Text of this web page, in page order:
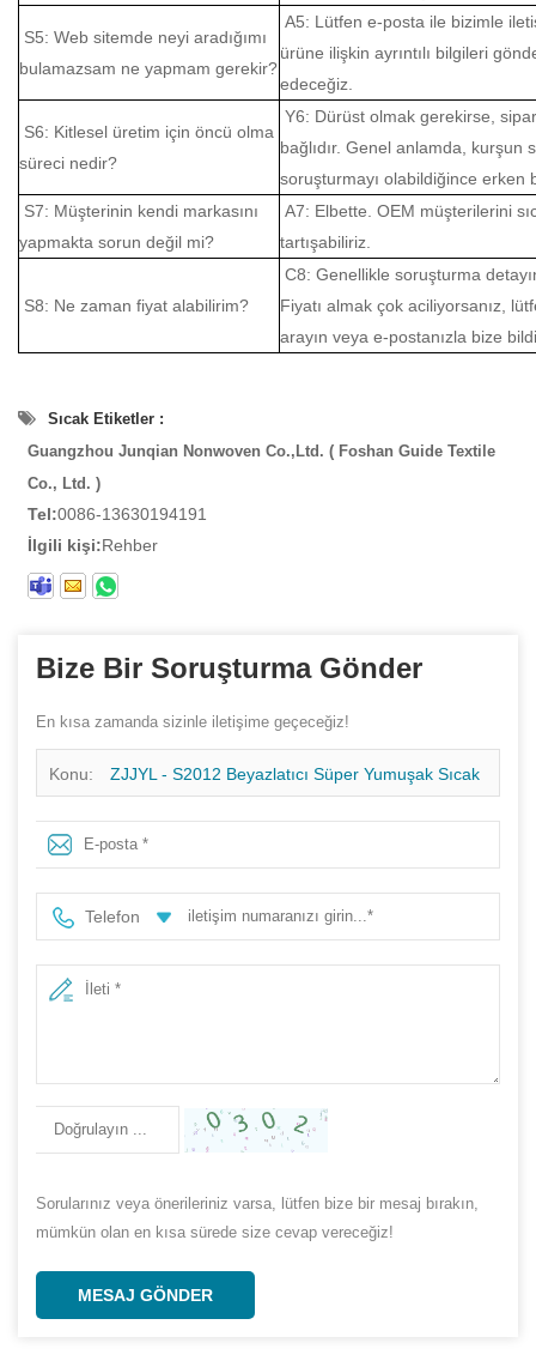
S5: Web sitemde neyi aradığımı
bulamazsam ne yapmam gerekir?
A5: Lütfen e-posta ile bizimle
ürüne ilişkin ayrıntılı bilgileri
edeceğiz.
S6: Kitlesel üretim için öncü olma
süreci nedir?
Y6: Dürüst olmak gerekirse,
bağlıdır. Genel anlamda, kurşun
soruşturmayı olabildiğince erken
S7: Müşterinin kendi markasını
yapmakta sorun değil mi?
A7: Elbette. OEM müşterilerini
tartışabiliriz.
S8: Ne zaman fiyat alabilirim?
C8: Genellikle soruşturma
Fiyatı almak çok aciliyorsanız,
arayın veya e-postanızla bize
Sıcak Etiketler :
Guangzhou Junqian Nonwoven Co.,Ltd. ( Foshan Guide Textile
Co., Ltd. )
Tel:0086-13630194191
İlgili kişi:Rehber
Bize Bir Soruşturma Gönder
En kısa zamanda sizinle iletişime geçeceğiz!
Konu: ZJJYL - S2012 Beyazlatıcı Süper Yumuşak Sıcak
Hava Dokunmamış Kumaş
Telefon
Sorularınız veya önerileriniz varsa, lütfen bize bir mesaj bırakın,
mümkün olan en kısa sürede size cevap vereceğiz!
MESAJ GÖNDER